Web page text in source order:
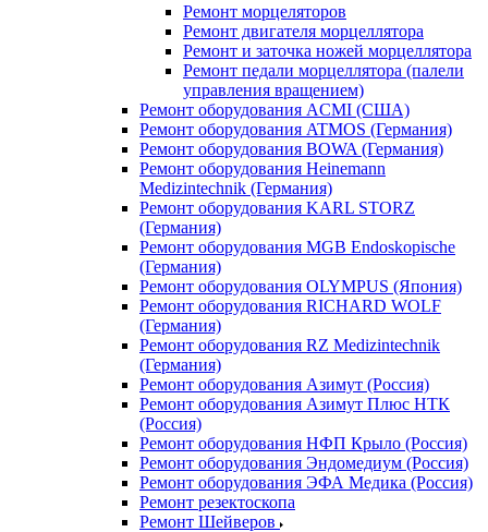
Ремонт морцеляторов
Ремонт двигателя морцеллятора
Ремонт и заточка ножей морцеллятора
Ремонт педали морцеллятора (палели
управления вращением)
Ремонт оборудования ACMI (США)
Ремонт оборудования ATMOS (Германия)
Ремонт оборудования BOWA (Германия)
Ремонт оборудования Heinemann
Medizintechnik (Германия)
Ремонт оборудования KARL STORZ
(Германия)
Ремонт оборудования MGB Endoskopische
(Германия)
Ремонт оборудования OLYMPUS (Япония)
Ремонт оборудования RICHARD WOLF
(Германия)
Ремонт оборудования RZ Medizintechnik
(Германия)
Ремонт оборудования Азимут (Россия)
Ремонт оборудования Азимут Плюс НТК
(Россия)
Ремонт оборудования НФП Крыло (Россия)
Ремонт оборудования Эндомедиум (Россия)
Ремонт оборудования ЭФА Медика (Россия)
Ремонт резектоскопа
Ремонт Шейверов